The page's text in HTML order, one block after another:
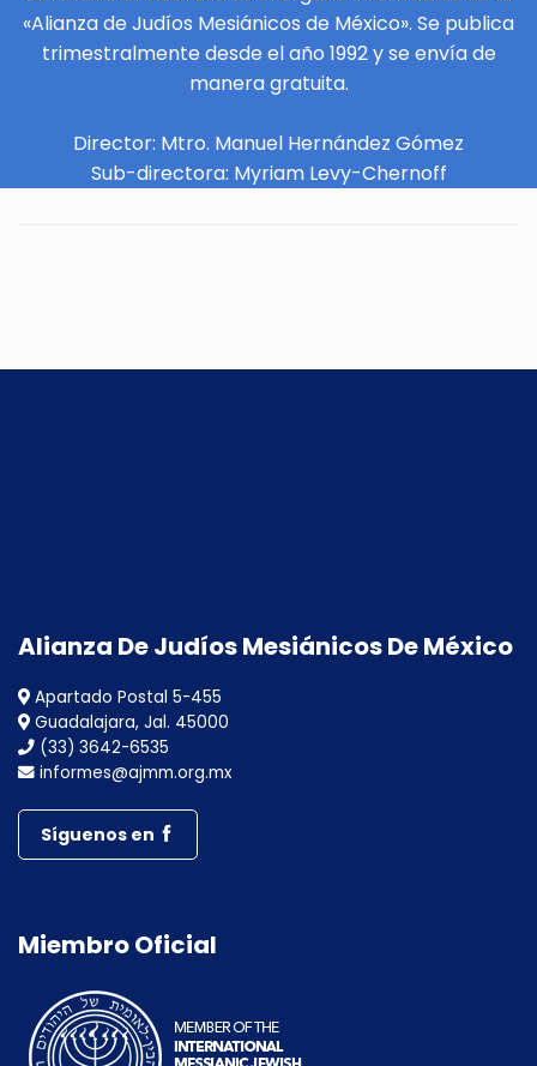
«Alianza de Judíos Mesiánicos de México». Se publica
trimestralmente desde el año 1992 y se envía de
manera gratuita.
Director: Mtro. Manuel Hernández Gómez
Sub-directora: Myriam Levy-Chernoff
Alianza De Judíos Mesiánicos De México
Apartado Postal 5-455
Guadalajara, Jal. 45000
(33) 3642-6535
informes@ajmm.org.mx
Síguenos en
Miembro Oficial